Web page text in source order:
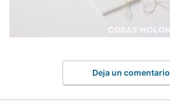
Deja un comentario